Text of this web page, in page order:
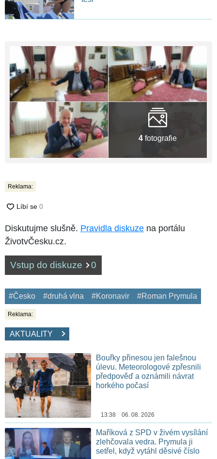
4 fotografie
Reklama:
Diskutujme slušně. Pravidla diskuze na portálu
ŽivotvČesku.cz.
Vstup do diskuze 0
#Česko #druhá vlna #Koronavir #Roman Prymula
Reklama:
AKTUALITY
Bouřky přinesou jen falešnou
úlevu. Meteorologové zpřesnili
předpověď a oznámili návrat
horkého počasí
13:38 06. 08. 2026
Maříková z SPD v živém vysílání
zlehčovala vedra. Prymula ji
setřel, když vytáhl děsivé číslo